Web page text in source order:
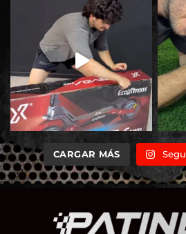
CARGAR MÁS